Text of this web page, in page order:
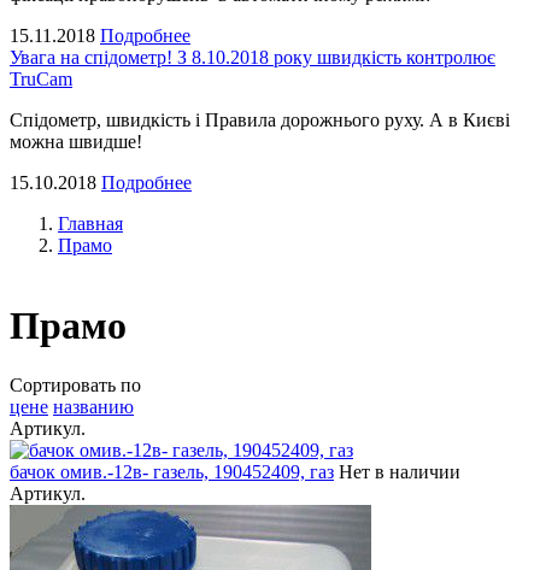
15.11.2018 Подробнее
Увага на спідометр! З 8.10.2018 року швидкість контролює
TruCam
Спідометр, швидкість і Правила дорожнього руху. А в Києві
можна швидше!
15.10.2018 Подробнее
Главная
Прамо
Прамо
Сортировать по
цене названию
Артикул.
бачок омив.-12в- газель, 190452409, газ Нет в наличии
Артикул.